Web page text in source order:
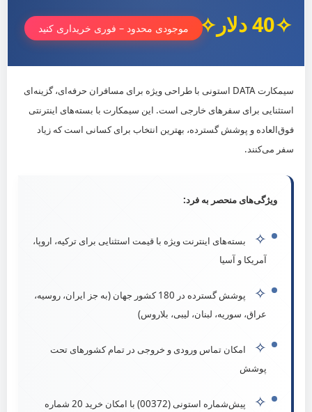
مقالات آموزشی
تماس با ما
021-22535250
0912-2270234
تهران، بزرگراه رسالت
© شرکت بین‌المللی تجارت ارس الکترونیک آرین | مدیریت: آقای صفائی
40 دلار موجودی محدود – فوری خریداری کنید
سیمکارت DATA استونی با طراحی ویژه برای مسافران حرفه‌ای، گزینه‌ای
استثنایی برای سفرهای خارجی است. این سیمکارت با بسته‌های اینترنتی
فوق‌العاده و پوشش گسترده، بهترین انتخاب برای کسانی است که زیاد
سفر می‌کنند.
ویژگی‌های منحصر به فرد:
✧
بسته‌های اینترنت ویژه با قیمت استثنایی برای ترکیه، اروپا،
آمریکا و آسیا
✧
پوشش گسترده در 180 کشور جهان (به جز ایران، روسیه،
عراق، سوریه، لبنان، لیبی، بلاروس)
✧
امکان تماس ورودی و خروجی در تمام کشورهای تحت
پوشش
✧
پیش‌شماره استونی (00372) با امکان خرید 20 شماره